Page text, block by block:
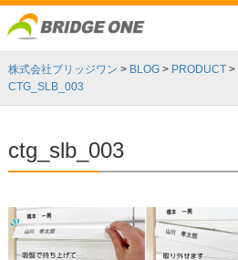
株式会社ブリッジワン > BLOG > PRODUCT >
CTG_SLB_003
ctg_slb_003